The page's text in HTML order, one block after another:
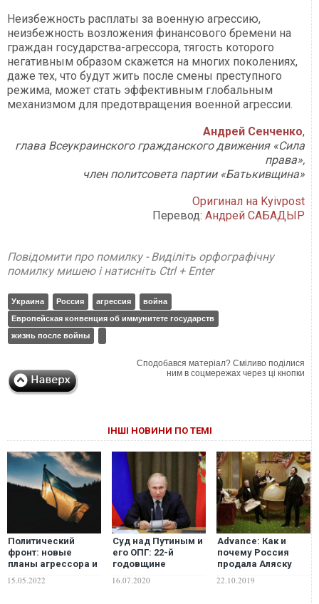
Неизбежность расплаты за военную агрессию,
неизбежность возложения финансового бремени на
граждан государства-агрессора, тягость которого
негативным образом скажется на многих поколениях,
даже тех, что будут жить после смены преступного
режима, может стать эффективным глобальным
механизмом для предотвращения военной агрессии.
Андрей Сенченко,
глава Всеукраинского гражданского движения «Сила
права»,
член политсовета партии «Батькивщина»
Оригинал на Kyivpost
Перевод:Андрей САБАДЫР
Повідомити про помилку - Виділіть орфографічну
помилку мишею і натисніть Ctrl + Enter
Украина Россия агрессия
война
Европейская конвенция об иммунитете государств
жизнь после войны
Сподобався матеріал? Сміливо поділися
ним в соцмережах через ці кнопки
ІНШІ НОВИНИ ПО ТЕМІ
Политический
фронт: новые
планы агрессора и
15.05.2022
Суд над Путиным и
его ОПГ: 22-й
годовщине
уголовного суда,
16.07.2020
Advance: Как и
почему Россия
продала Аляску
22.10.2019